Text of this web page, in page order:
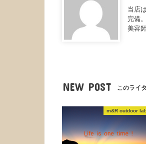
当店
完備
美容
NEW POST このライ
m&R outdoor